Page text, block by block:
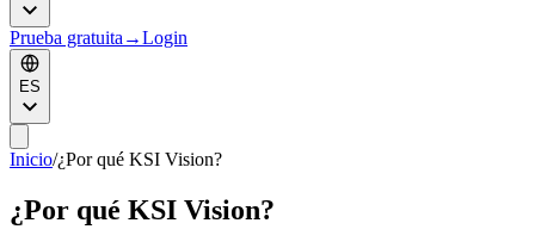
Prueba gratuita →Login
ES
Inicio/¿Por qué KSI Vision?
¿Por qué KSI Vision?